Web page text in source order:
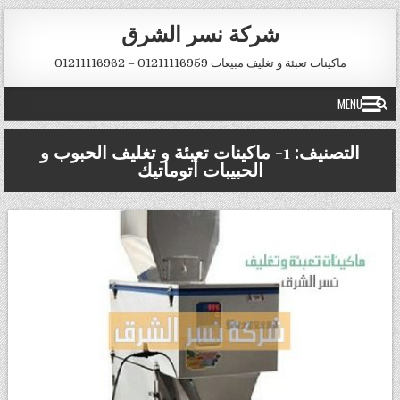
Skip to content
شركة نسر الشرق
ماكينات تعبئة و تغليف مبيعات 01211116959 – 01211116962
MENU
التصنيف: 1- ماكينات تعبئة و تغليف الحبوب و
الحبيبات أتوماتيك